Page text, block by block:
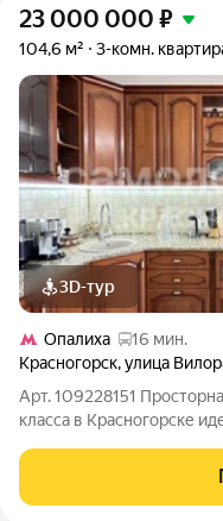
23 000 000 ₽
104,6 м² 3-комн.
3D-тур
Опалиха
16 мин.
Красногорск,улица
Арт. 109228151
класса в Красногорске идеальное сочетание комфорта,
г. Красногорск, мкр.